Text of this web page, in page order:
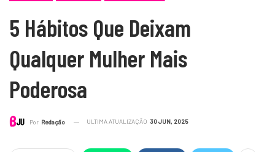
5 Hábitos Que Deixam
Qualquer Mulher Mais
Poderosa
Por Redação ULTIMA ATUALIZAÇÃO 30 JUN, 2025